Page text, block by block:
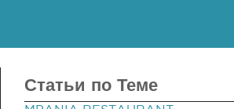
Статьи по Теме